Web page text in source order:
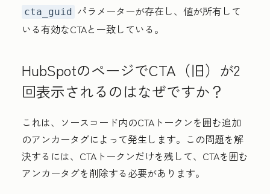
cta_guid
パラメーターが存在し、値が所有して
いる有効なCTAと一致している。
HubSpotのページでCTA（旧）が2
回表示されるのはなぜですか？
これは、ソースコード内のCTAトークンを囲む追加
のアンカータグによって発生します。この問題を解
決するには、CTAトークンだけを残して、CTAを囲む
アンカータグを削除する必要があります。